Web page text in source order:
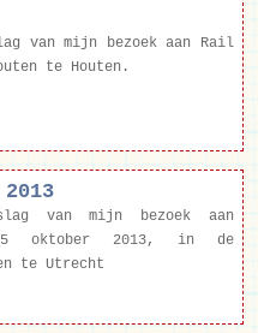
van mijn bezoek aan Rail
te Houten.
van mijn bezoek aan
25 oktober 2013, in de
te Utrecht